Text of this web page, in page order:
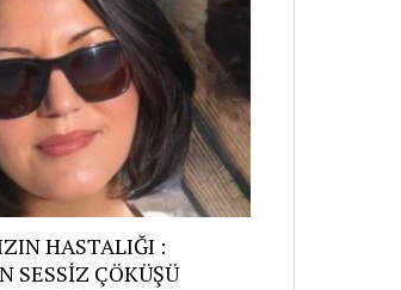
HASTALIĞI :
SESSİZ ÇÖKÜŞÜ